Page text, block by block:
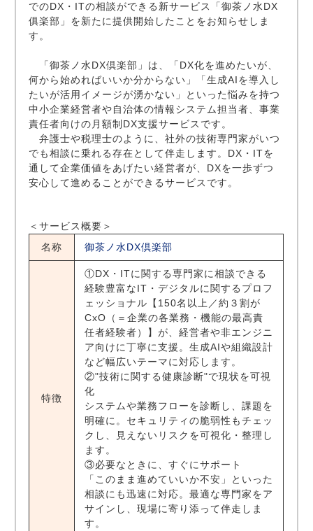
でのDX・ITの相談ができる新サービス「御茶ノ水DX
俱楽部」を新たに提供開始したことをお知らせしま
す。
「御茶ノ水DX倶楽部」は、「DX化を進めたいが、
何から始めればいいか分からない」「生成AIを導入し
たいが活用イメージが湧かない」といった悩みを持つ
中小企業経営者や自治体の情報システム担当者、事業
責任者向けの月額制DX支援サービスです。
弁護士や税理士のように、社外の技術専門家がいつ
でも相談に乗れる存在として伴走します。DX・ITを
通して企業価値をあげたい経営者が、DXを一歩ずつ
安心して進めることができるサービスです。
＜サービス概要＞
名称
御茶ノ水DX倶楽部
特徴
①DX・ITに関する専門家に相談できる
経験豊富なIT・デジタルに関するプロフ
ェッショナル【150名以上／約３割が
CxO（＝企業の各業務・機能の最高責
任者経験者）】が、経営者や非エンジニ
ア向けに丁寧に支援。生成AIや組織設計
など幅広いテーマに対応します。
②"技術に関する健康診断"で現状を可視
化
システムや業務フローを診断し、課題を
明確に。セキュリティの脆弱性もチェッ
クし、見えないリスクを可視化・整理し
ます。
③必要なときに、すぐにサポート
「このまま進めていいか不安」といった
相談にも迅速に対応。最適な専門家をア
サインし、現場に寄り添って伴走しま
す。